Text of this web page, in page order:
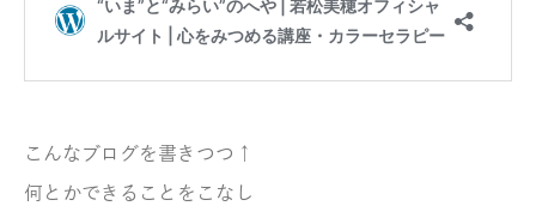
こんなブログを書きつつ↑
何とかできることをこなし